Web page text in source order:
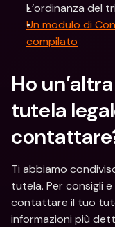
L’ordinanza del
Un modulo di
compilato
Ho
tutela
Ti abbiamo
tutela. Per consigli
contattare il tuo
informazioni più